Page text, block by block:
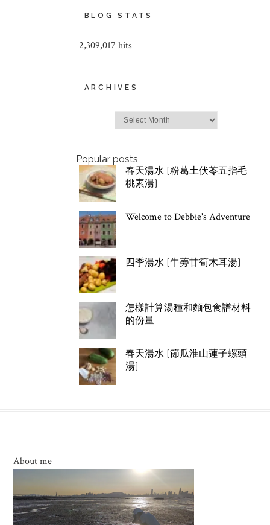
BLOG STATS
2,309,017 hits
ARCHIVES
Popular posts
春天湯水 [粉葛土伏苓五指毛
桃素湯]
Welcome to Debbie's Adventure
四季湯水 [牛蒡甘筍木耳湯]
怎樣計算湯種和麵包食譜材料
的份量
春天湯水 [節瓜淮山蓮子螺頭
湯]
About me